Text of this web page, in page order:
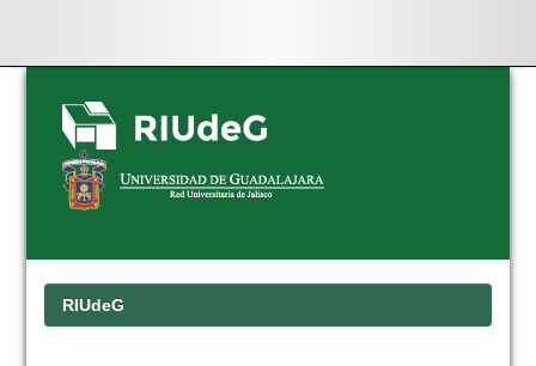
Skip
navigation
RIUdeG